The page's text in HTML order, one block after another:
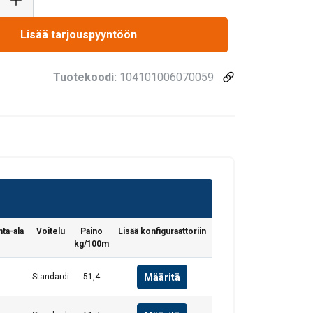
Lisää tarjouspyyntöön
Tuotekoodi: 104101006070059
ala
Voitelu
Paino
kg/100m
Lisää konfiguraattoriin
Standardi 51,4 Määritä
myös
yhdistää ne